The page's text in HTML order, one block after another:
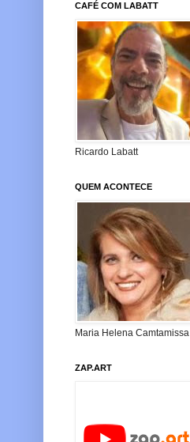
CAFÉ COM LABATT
Ricardo Labatt
QUEM ACONTECE
Maria Helena Camtamissa
ZAP.ART